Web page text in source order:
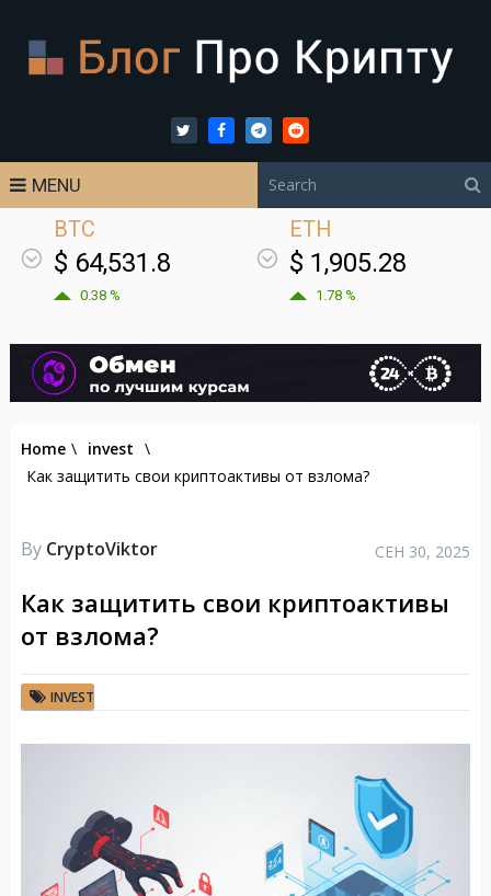
MENU
BTC
$ 64,531.8
0.38 %
ETH
$ 1,905.28
1.78 %
Home \ invest \
Как защитить свои криптоактивы от взлома?
By CryptoViktor СЕН 30, 2025
Как защитить свои криптоактивы
от взлома?
INVEST